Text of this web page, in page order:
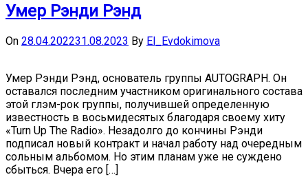
Умер Рэнди Рэнд
On 28.04.202231.08.2023 By El_Evdokimova
Умер Рэнди Рэнд, основатель группы AUTOGRAPH. Он
оставался последним участником оригинального состава
этой глэм-рок группы, получившей определенную
известность в восьмидесятых благодаря своему хиту
«Turn Up The Radio». Незадолго до кончины Рэнди
подписал новый контракт и начал работу над очередным
сольным альбомом. Но этим планам уже не суждено
сбыться. Вчера его […]